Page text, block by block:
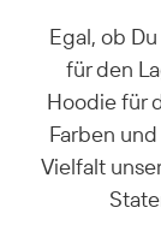
Egal, ob
für den
Hoodie für
Farben
Vielfalt